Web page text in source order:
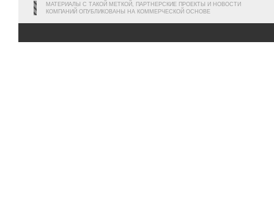
МАТЕРИАЛЫ С ТАКОЙ МЕТКОЙ, ПАРТНЕРСКИЕ ПРОЕКТЫ И НОВОСТИ
КОМПАНИЙ ОПУБЛИКОВАНЫ НА КОММЕРЧЕСКОЙ ОСНОВЕ